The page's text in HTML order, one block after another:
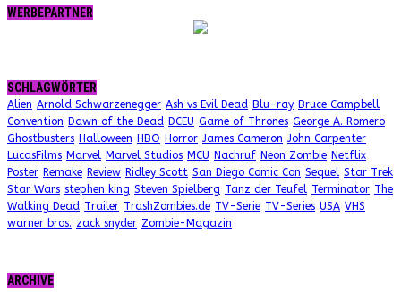
WERBEPARTNER
SCHLAGWÖRTER
Alien Arnold Schwarzenegger Ash vs Evil Dead Blu-ray Bruce Campbell
Convention Dawn of the Dead DCEU Game of Thrones George A. Romero
Ghostbusters Halloween HBO Horror James Cameron John Carpenter
LucasFilms Marvel Marvel Studios MCU Nachruf Neon Zombie Netflix
Poster Remake Review Ridley Scott San Diego Comic Con Sequel Star Trek
Star Wars stephen king Steven Spielberg Tanz der Teufel Terminator The
Walking Dead Trailer TrashZombies.de TV-Serie TV-Series USA VHS
warner bros. zack snyder Zombie-Magazin
ARCHIVE